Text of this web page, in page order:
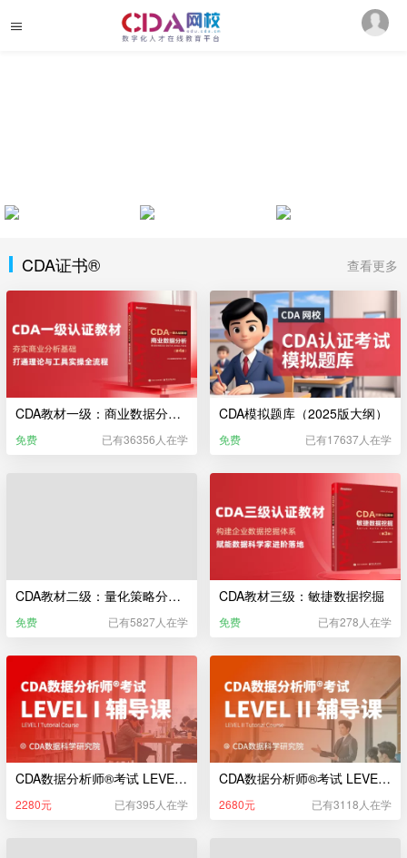
CDA证书® 查看更多
CDA教材一级：商业数据分析（2025版大纲）
免费 已有36356人在学
CDA模拟题库（2025版大纲）
免费 已有17637人在学
CDA教材二级：量化策略分析（2025）
免费 已有5827人在学
CDA教材三级：敏捷数据挖掘
免费 已有278人在学
CDA数据分析师®考试 LEVEL I 辅导课（新版）
2280元 已有395人在学
CDA数据分析师®考试 LEVEL II 辅导课（新版）
2680元 已有3118人在学